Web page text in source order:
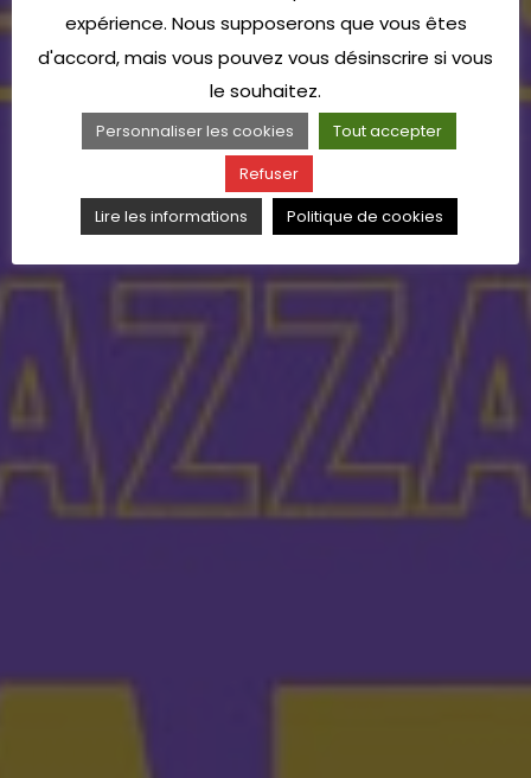
expérience. Nous supposerons que vous êtes
d'accord, mais vous pouvez vous désinscrire si vous
le souhaitez.
Personnaliser les cookies
Tout accepter
Refuser
Lire les informations
Politique de cookies